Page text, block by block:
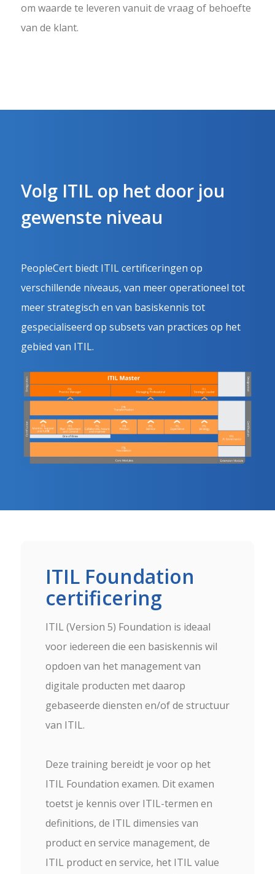
om waarde te leveren vanuit de vraag of behoefte
van de klant.
Volg ITIL op het door jou
gewenste niveau
PeopleCert biedt ITIL certificeringen op
verschillende niveaus, van meer operationeel tot
meer strategisch en van basiskennis tot
gespecialiseerd op subsets van practices op het
gebied van ITIL.
ITIL Foundation
certificering
ITIL (Version 5) Foundation is ideaal
voor iedereen die een basiskennis wil
opdoen van het management van
digitale producten met daarop
gebaseerde diensten en/of de structuur
van ITIL.
Deze training bereidt je voor op het
ITIL Foundation examen. Dit examen
toetst je kennis over ITIL-termen en
definitions, de ITIL dimensies van
product en service management, de
ITIL product en service, het ITIL value